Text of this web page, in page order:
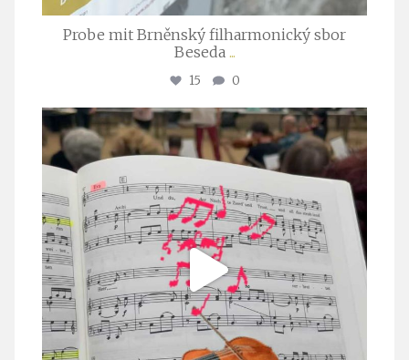
Probe mit Brněnský filharmonický sbor
Beseda ...
15 0
stuttgarter_oratorienchor
Juli 23